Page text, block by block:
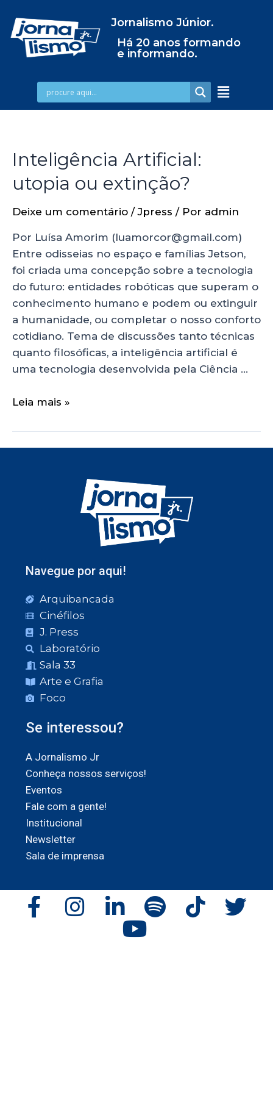
Jornalismo Júnior.
Há 20 anos formando
e informando.
Inteligência Artificial:
utopia ou extinção?
Deixe um comentário /Jpress / Por admin
Por Luísa Amorim (luamorcor@gmail.com)
Entre odisseias no espaço e famílias Jetson,
foi criada uma concepção sobre a tecnologia
do futuro: entidades robóticas que superam o
conhecimento humano e podem ou extinguir
a humanidade, ou completar o nosso conforto
cotidiano. Tema de discussões tanto técnicas
quanto filosóficas, a inteligência artificial é
uma tecnologia desenvolvida pela Ciência …
Leia mais »
Navegue por aqui!
Arquibancada
Cinéfilos
J. Press
Laboratório
Sala 33
Arte e Grafia
Foco
Se interessou?
A Jornalismo Jr
Conheça nossos serviços!
Eventos
Fale com a gente!
Institucional
Newsletter
Sala de imprensa